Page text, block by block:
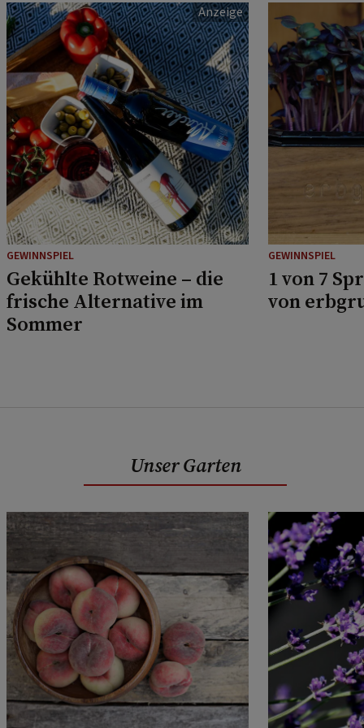
GEWINNSPIEL
Gekühlte Rotweine – die
frische Alternative im
Sommer
GEWINNSPIEL
1 von 7
von
Unser Garten